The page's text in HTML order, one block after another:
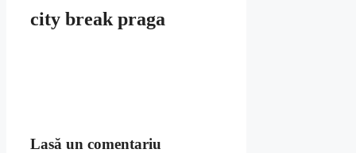
city break praga
Lasă un comentariu